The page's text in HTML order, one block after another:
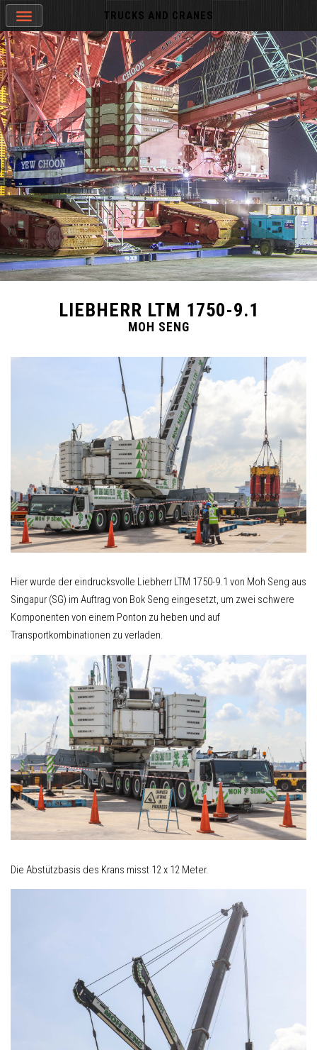
LIEBHERR LTM 1750-9.1
MOH SENG
Hier wurde der eindrucksvolle Liebherr LTM 1750-9.1 von Moh Seng aus
Singapur (SG) im Auftrag von Bok Seng eingesetzt, um zwei schwere
Komponenten von einem Ponton zu heben und auf
Transportkombinationen zu verladen.
Die Abstützbasis des Krans misst 12 x 12 Meter.
TRUCKS AND CRANES